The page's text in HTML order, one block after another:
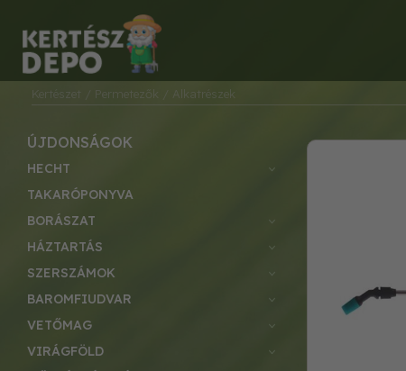
Kertészet / Permetezők / Alkatrészek
ÚJDONSÁGOK
HECHT
TAKARÓPONYVA
BORÁSZAT
HÁZTARTÁS
SZERSZÁMOK
BAROMFIUDVAR
VETŐMAG
VIRÁGFÖLD